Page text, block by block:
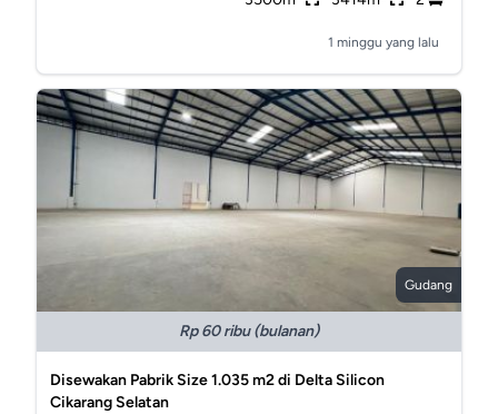
1 minggu yang lalu
Gudang
Rp 60 ribu (bulanan)
Disewakan Pabrik Size 1.035 m2 di Delta Silicon
Cikarang Selatan